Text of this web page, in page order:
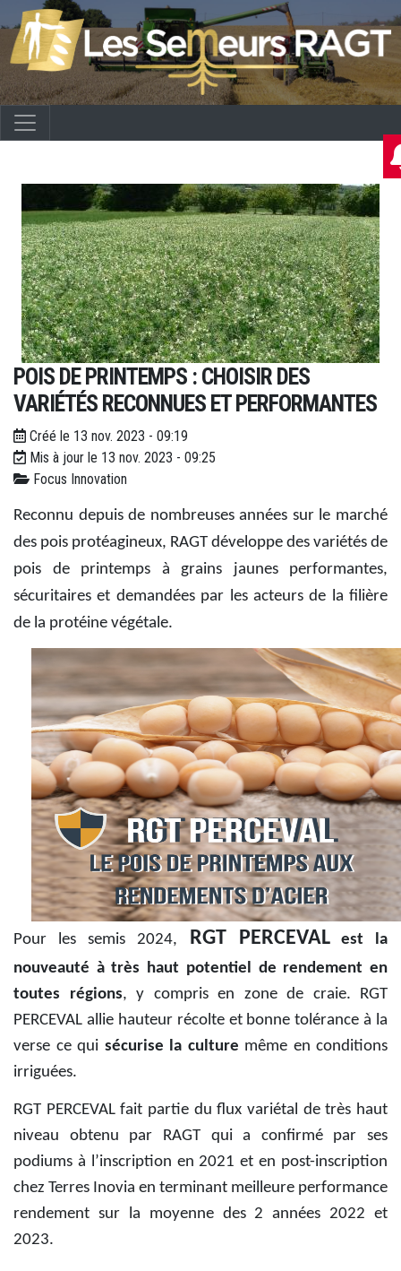
POIS DE PRINTEMPS : CHOISIR DES
VARIÉTÉS RECONNUES ET PERFORMANTES
Créé le 13 nov. 2023 - 09:19
Mis à jour le 13 nov. 2023 - 09:25
Focus Innovation
Reconnu depuis de nombreuses années sur le marché
des pois protéagineux, RAGT développe des variétés de
pois de printemps à grains jaunes performantes,
sécuritaires et demandées par les acteurs de la filière
de la protéine végétale.
Pour les semis 2024, RGT PERCEVAL
est la
nouveauté à très haut potentiel de rendement en
toutes régions, y compris en zone de craie. RGT
PERCEVAL allie hauteur récolte et bonne tolérance à la
verse ce qui sécurise la culture même en conditions
irriguées.
RGT PERCEVAL fait partie du flux variétal de très haut
niveau obtenu par RAGT qui a confirmé par ses
podiums à l’inscription en 2021 et en post-inscription
chez Terres Inovia en terminant meilleure performance
rendement sur la moyenne des 2 années 2022 et
2023.